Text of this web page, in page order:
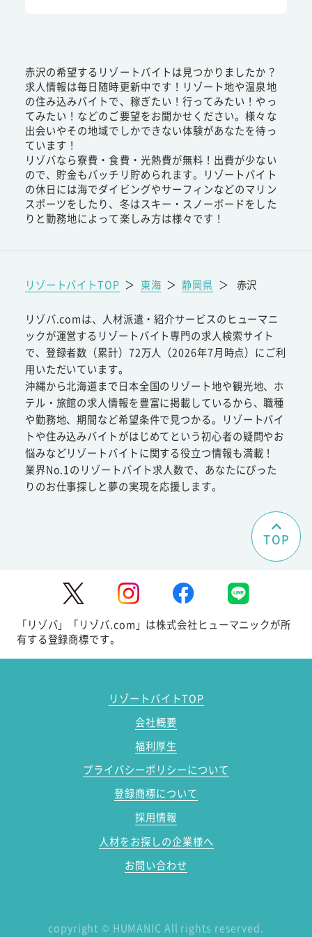
赤沢の希望するリゾートバイトは見つかりましたか？
求人情報は毎日随時更新中です！リゾート地や温泉地
の住み込みバイトで、稼ぎたい！行ってみたい！やっ
てみたい！などのご要望をお聞かせください。様々な
出会いやその地域でしかできない体験があなたを待っ
ています！
リゾバなら寮費・食費・光熱費が無料！出費が少ない
ので、貯金もバッチリ貯められます。リゾートバイト
の休日には海でダイビングやサーフィンなどのマリン
スポーツをしたり、冬はスキー・スノーボードをした
りと勤務地によって楽しみ方は様々です！
リゾートバイトTOP ＞ 東海 ＞ 静岡県 ＞ 赤沢
リゾバ.comは、人材派遣・紹介サービスのヒューマニ
ックが運営するリゾートバイト専門の求人検索サイト
で、登録者数（累計）72万人（2026年7月時点）にご利
用いただいています。
沖縄から北海道まで日本全国のリゾート地や観光地、ホ
テル・旅館の求人情報を豊富に掲載しているから、職種
や勤務地、期間など希望条件で見つかる。リゾートバイ
トや住み込みバイトがはじめてという初心者の疑問やお
悩みなどリゾートバイトに関する役立つ情報も満載！
業界No.1のリゾートバイト求人数で、あなたにぴった
りのお仕事探しと夢の実現を応援します。
TOP
「リゾバ」「リゾバ.com」は株式会社ヒューマニックが所
有する登録商標です。
リゾートバイトTOP
会社概要
福利厚生
プライバシーポリシーについて
登録商標について
採用情報
人材をお探しの企業様へ
お問い合わせ
copyright © HUMANIC All rights reserved.